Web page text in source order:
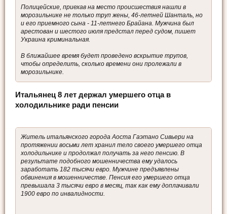
Полицейские, приехав на место происшествия нашли в
морозильнике не только труп жены, 46-летней Шанталь, но
и его приемного сына - 11-летнего Брайана. Мужчина был
арестован и шестого июля предстал перед судом, пишет
Украина криминальная.
В ближайшее время будет проведено вскрытие трупов,
чтобы определить, сколько времени они пролежали в
морозильнике.
Итальянец 8 лет держал умершего отца в
холодильнике ради пенсии
Житель итальянского города Аоста Гаэтано Сивьери на
протяжении восьми лет хранил тело своего умершего отца
холодильнике и продолжал получать за него пенсию. В
результате подобного мошенничества ему удалось
заработать 182 тысячи евро. Мужчине предъявлены
обвинения в мошенничестве. Пенсия его умершего отца
превышала 3 тысячи евро в месяц, так как ему доплачивали
1900 евро по инвалидности.